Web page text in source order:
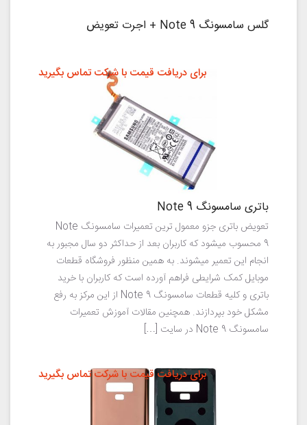
گلس سامسونگ Note 9 + اجرت تعویض
باتری سامسونگ Note 9
تعویض باتری جزو معمول ترین تعمیرات سامسونگ Note
9 محسوب میشود که کاربران بعد از حداکثر دو سال مجبور به
انجام این تعمیر میشوند. به همین منظور فروشگاه قطعات
موبایل کمک شرایطی فراهم آورده است که کاربران با خرید
باتری و کلیه قطعات سامسونگ Note 9 از این مرکز به رفع
مشکل خود بپردازند. همچنین مقالات آموزش تعمیرات
سامسونگ Note 9 در سایت […]
برای دریافت قیمت با شرکت تماس بگیرید
برای دریافت قیمت با شرکت تماس بگیرید